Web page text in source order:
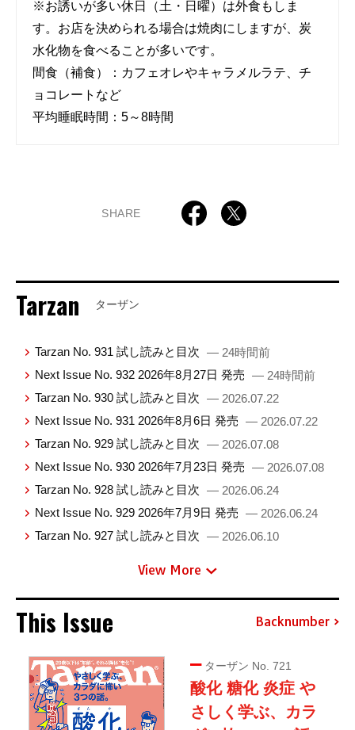
※お誘いが多い休日（土・日曜）は外食もしま
す。お店を決められる場合は焼肉にしますが、炭
水化物を食べることが多いです。
間食（補食）：カフェオレやキャラメルラテ、チ
ョコレートなど
平均睡眠時間：5～8時間
SHARE
Tarzan ターザン
Tarzan No. 931 試し読みと目次 — 24時間前
Next Issue No. 932 2026年8月27日 発売 — 24時間前
Tarzan No. 930 試し読みと目次 — 2026.07.22
Next Issue No. 931 2026年8月6日 発売 — 2026.07.22
Tarzan No. 929 試し読みと目次 — 2026.07.08
Next Issue No. 930 2026年7月23日 発売 — 2026.07.08
Tarzan No. 928 試し読みと目次 — 2026.06.24
Next Issue No. 929 2026年7月9日 発売 — 2026.06.24
Tarzan No. 927 試し読みと目次 — 2026.06.10
View More
This Issue Backnumber
ターザン No. 721
酸化 糖化 炎症 や
さしく学ぶ、カラ